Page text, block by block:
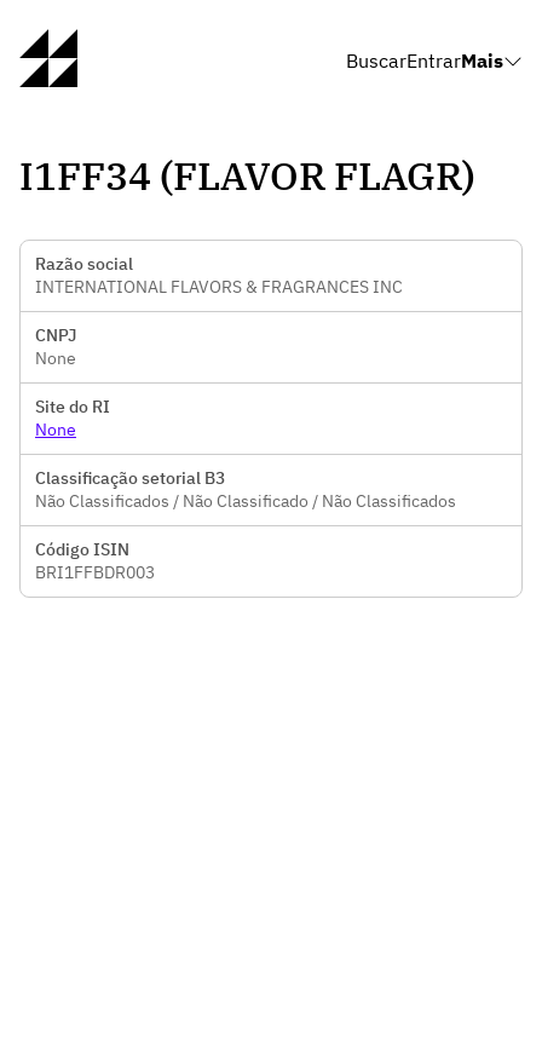
BuscarEntrarMais
I1FF34 (FLAVOR FLAGR)
Razão social
INTERNATIONAL FLAVORS & FRAGRANCES INC
CNPJ
None
Site do RI
None
Classificação setorial B3
Não Classificados / Não Classificado / Não Classificados
Código ISIN
BRI1FFBDR003